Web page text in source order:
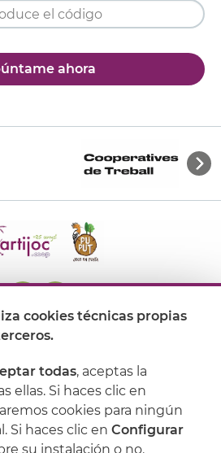
ahora
cookies técnicas propias
todas, aceptas la
ellas. Si haces clic en
cookies para ningún
Si haces clic en Configurar
su instalación o no.